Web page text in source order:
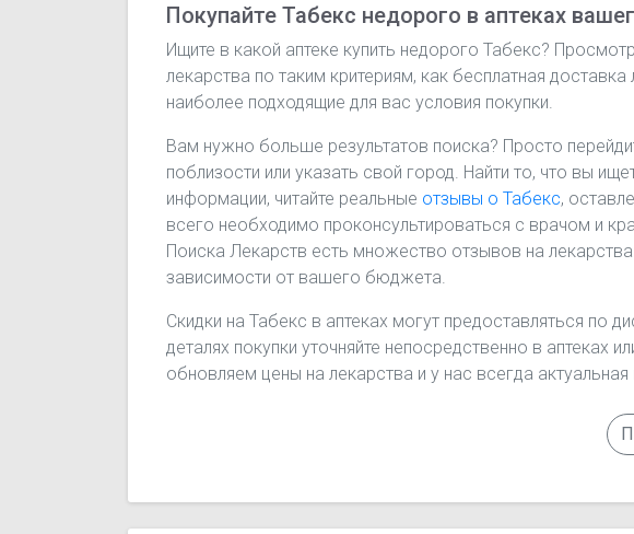
Покупайте Табекс недорого в аптеках
Ищите в какой аптеке купить недорого Табекс?
лекарства по таким критериям, как бесплатная
наиболее подходящие для вас условия покупки.
Вам нужно больше результатов поиска? Просто
поблизости или указать свой город. Найти то, что вы
информации, читайте реальные отзывы о Табекс,
всего необходимо проконсультироваться с врачом и
Поиска Лекарств есть множество отзывов на
зависимости от вашего бюджета.
Скидки на Табекс в аптеках могут предоставляться по
деталях покупки уточняйте непосредственно в
обновляем цены на лекарства и у нас всегда